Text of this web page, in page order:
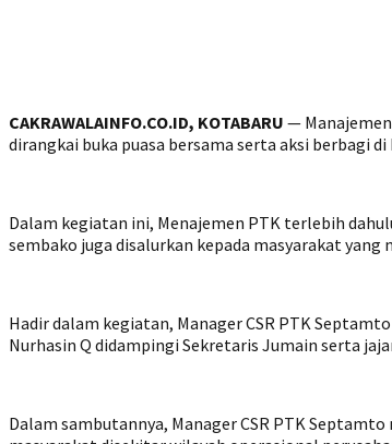
CAKRAWALAINFO.CO.ID, KOTABARU —
dirangkai buka puasa bersama serta aksi berbagi di
Dalam kegiatan ini, Menajemen PTK terlebih
sembako juga disalurkan kepada masyarakat yang
Hadir dalam kegiatan, Manager CSR PTK
Nurhasin Q didampingi Sekretaris Jumain serta
Dalam sambutannya, Manager CSR PTK